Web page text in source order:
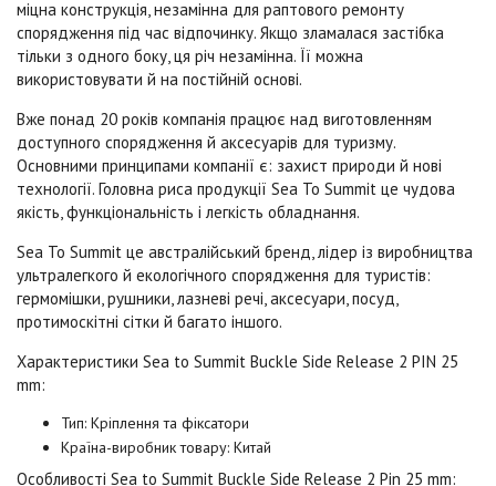
міцна конструкція, незамінна для раптового ремонту
спорядження під час відпочинку. Якщо зламалася застібка
тільки з одного боку, ця річ незамінна. Її можна
використовувати й на постійній основі.
Вже понад 20 років компанія працює над виготовленням
доступного спорядження й аксесуарів для туризму.
Основними принципами компанії є: захист природи й нові
технології. Головна риса продукції Sea To Summit це чудова
якість, функціональність і легкість обладнання.
Sea To Summit це австралійський бренд, лідер із виробництва
ультралегкого й екологічного спорядження для туристів:
гермомішки, рушники, лазневі речі, аксесуари, посуд,
протимоскітні сітки й багато іншого.
Характеристики Sea to Summit Buckle Side Release 2 PIN 25
mm:
Тип: Кріплення та фіксатори
Країна-виробник товару: Китай
Особливості Sea to Summit Buckle Side Release 2 Pin 25 mm: